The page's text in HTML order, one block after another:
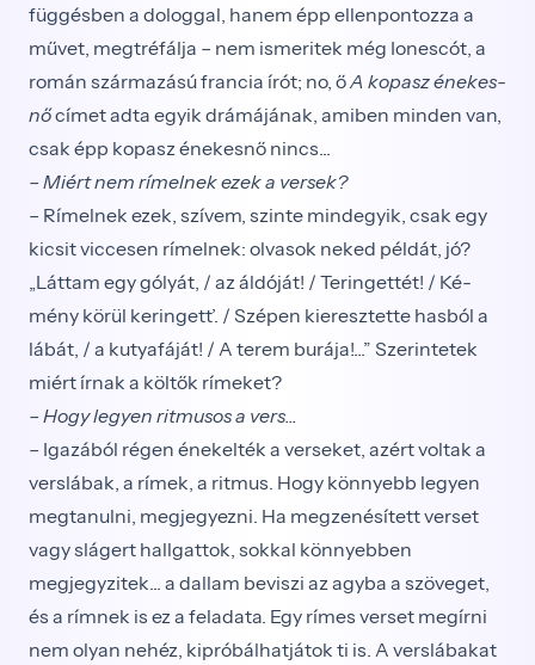
függésben a dologgal, hanem épp ellenpontozza a
művet, megtréfálja – nem ismeritek még Ionescót, a
román származású francia írót; no, őA kopasz énekes­
nőcímet adta egyik drámájának, amiben minden van,
csak épp kopasz énekesnő nincs...
– Miért nem rímelnek ezek a versek?
– Rímelnek ezek, szívem, szinte mindegyik, csak egy
kicsit viccesen rímelnek: olvasok neked példát, jó?
„Láttam egy gólyát, / az áldóját! / Teringettét! / Ké­
mény körül keringett’. / Szépen kieresztette hasból a
lábát, / a kutyafáját! / A terem burája!...” Szerintetek
miért írnak a költők rímeket?
– Hogy legyen ritmusos a vers...
– Igazából régen énekelték a verseket, azért voltak a
verslábak, a rímek, a ritmus. Hogy könnyebb le­gyen
megtanulni, megjegyezni. Ha megzenésített verset
vagy slágert hallgattok, sokkal könnyebben
megjegyzitek... a dallam beviszi az agyba a szöveget,
és a rímnek is ez a feladata. Egy rímes verset megírni
nem olyan nehéz, kipróbálhatjátok ti is. A verslába­kat